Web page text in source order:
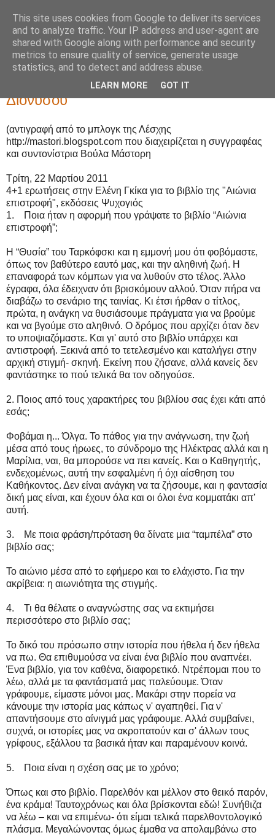
Ελένη Γκίκα
Τετάρτη 23 Μαρτίου 2011
Τρίτη απόγευμα στη Λέσχη Ανάγνωσης
Διονύσου
(αντιγραφή από το μπλογκ της Λέσχης
http://mastori.blogspot.com που διαχειρίζεται η συγγραφέας
και συντονίστρια Βούλα Μάστορη
Tρίτη, 22 Μαρτίου 2011
4+1 ερωτήσεις στην Ελένη Γκίκα για το βιβλίο της "Αιώνια
επιστροφή", εκδόσεις Ψυχογιός
1. Ποια ήταν η αφορμή που γράψατε το βιβλίο “Αιώνια
επιστροφή”;
Η “Θυσία” του Ταρκόφσκι και η εμμονή μου ότι φοβόμαστε,
όπως τον βαθύτερο εαυτό μας, και την αληθινή ζωή. Η
επαναφορά των κόμπων για να λυθούν στο τέλος. Άλλο
έγραφα, όλα έδειχναν ότι βρισκόμουν αλλού. Όταν πήρα να
διαβάζω το σενάριο της ταινίας. Κι έτσι ήρθαν ο τίτλος,
πρώτα, η ανάγκη να θυσιάσουμε πράγματα για να βρούμε
και να βγούμε στο αληθινό. Ο δρόμος που αρχίζει όταν δεν
το υποψιαζόμαστε. Και γι' αυτό στο βιβλίο υπάρχει και
αντιστροφή. Ξεκινά από το τετελεσμένο και καταλήγει στην
αρχική στιγμή- σκηνή. Εκείνη που ζήσανε, αλλά κανείς δεν
φαντάστηκε το πού τελικά θα τον οδηγούσε.
2. Ποιος από τους χαρακτήρες του βιβλίου σας έχει κάτι από
εσάς;
Φοβάμαι η... Όλγα. Το πάθος για την ανάγνωση, την ζωή
μέσα από τους ήρωες, το σύνδρομο της Ηλέκτρας αλλά και η
Μαρίλια, ναι, θα μπορούσε να πει κανείς. Και ο Καθηγητής,
ενδεχομένως, αυτή την εσφαλμένη ή όχι αίσθηση του
Καθήκοντος. Δεν είναι ανάγκη να τα ζήσουμε, και η φαντασία
δική μας είναι, και έχουν όλα και οι όλοι ένα κομματάκι απ'
αυτή.
3. Με ποια φράση/πρόταση θα δίνατε μια “ταμπέλα” στο
βιβλίο σας;
Το αιώνιο μέσα από το εφήμερο και το ελάχιστο. Για την
ακρίβεια: η αιωνιότητα της στιγμής.
4. Τι θα θέλατε ο αναγνώστης σας να εκτιμήσει
περισσότερο στο βιβλίο σας;
Το δικό του πρόσωπο στην ιστορία που ήθελα ή δεν ήθελα
να πω. Θα επιθυμούσα να είναι ένα βιβλίο που αναπνέει.
Ένα βιβλίο, για τον καθένα, διαφορετικό. Ντρέπομαι που το
λέω, αλλά με τα φαντάσματά μας παλεύουμε. Όταν
γράφουμε, είμαστε μόνοι μας. Μακάρι στην πορεία να
κάνουμε την ιστορία μας κάπως ν' αγαπηθεί. Για ν'
απαντήσουμε στο αίνιγμά μας γράφουμε. Αλλά συμβαίνει,
συχνά, οι ιστορίες μας να ακροπατούν και σ' άλλων τους
γρίφους, εξάλλου τα βασικά ήταν και παραμένουν κοινά.
5. Ποια είναι η σχέση σας με το χρόνο;
Όπως και στο βιβλίο. Παρελθόν και μέλλον στο θεικό παρόν,
ένα κράμα! Ταυτοχρόνως και όλα βρίσκονται εδώ! Συνήθιζα
να λέω – και να επιμένω- ότι είμαι τελικά παρελθοντολογικό
πλάσμα. Μεγαλώνοντας όμως έμαθα να απολαμβάνω στο
This site uses cookies from Google to deliver its services
and to analyze traffic. Your IP address and user-agent are
shared with Google along with performance and security
metrics to ensure quality of service, generate usage
statistics, and to detect and address abuse.
LEARN MORE GOT IT